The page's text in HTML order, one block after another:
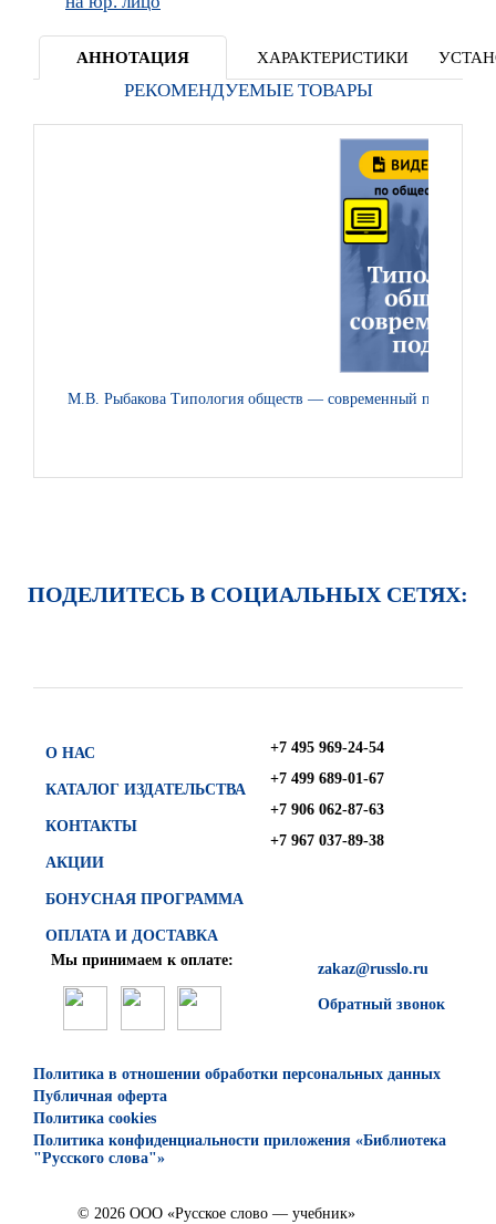
АННОТАЦИЯ ХАРАКТЕРИСТИКИ
РЕКОМЕНДУЕМЫЕ ТОВАРЫ
М.В. Рыбакова Типология обществ — современный подход.
ПОДЕЛИТЕСЬ В СОЦИАЛЬНЫХ СЕТЯХ:
О НАС
КАТАЛОГ ИЗДАТЕЛЬСТВА
КОНТАКТЫ
АКЦИИ
БОНУСНАЯ ПРОГРАММА
ОПЛАТА И ДОСТАВКА
+7 495 969-24-54
+7 499 689-01-67
+7 906 062-87-63
+7 967 037-89-38
zakaz@russlo.ru
Обратный звонок
Мы принимаем к оплате:
Политика в отношении обработки персональных данных
Публичная оферта
Политика cookies
Политика конфиденциальности приложения «Библиотека
"Русского слова"»
© 2026 ООО «Русское слово — учебник»